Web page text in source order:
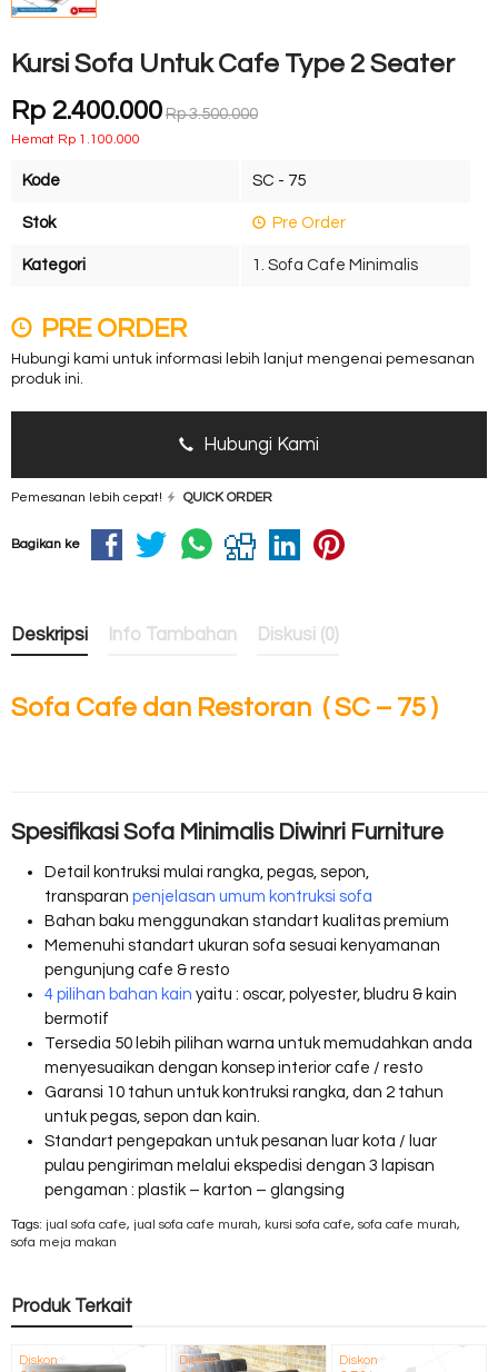
Kursi Sofa Untuk Cafe Type 2 Seater
Rp 2.400.000 Rp 3.500.000
Hemat Rp 1.100.000
Kode SC - 75
Stok Pre Order
Kategori 1. Sofa Cafe Minimalis
PRE ORDER
Hubungi kami untuk informasi lebih lanjut mengenai pemesanan
produk ini.
Hubungi Kami
Pemesanan lebih cepat! QUICK ORDER
Bagikan ke
Deskripsi Info Tambahan Diskusi (0)
Sofa Cafe dan Restoran ( SC – 75 )
Spesifikasi Sofa Minimalis Diwinri Furniture
Detail kontruksi mulai rangka, pegas, sepon,
transparan penjelasan umum kontruksi sofa
Bahan baku menggunakan standart kualitas premium
Memenuhi standart ukuran sofa sesuai kenyamanan
pengunjung cafe & resto
4 pilihan bahan kain yaitu : oscar, polyester, bludru & kain
bermotif
Tersedia 50 lebih pilihan warna untuk memudahkan anda
menyesuaikan dengan konsep interior cafe / resto
Garansi 10 tahun untuk kontruksi rangka, dan 2 tahun
untuk pegas, sepon dan kain.
Standart pengepakan untuk pesanan luar kota / luar
pulau pengiriman melalui ekspedisi dengan 3 lapisan
pengaman : plastik – karton – glangsing
Tags: jual sofa cafe, jual sofa cafe murah, kursi sofa cafe, sofa cafe murah,
sofa meja makan
Produk Terkait
Diskon Diskon Diskon